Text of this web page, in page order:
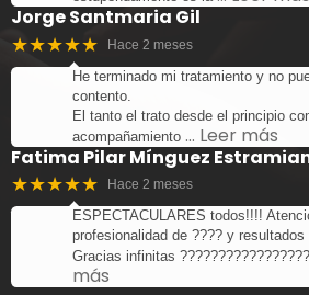
Jorge Santmaria Gil
★★★★★ Hace 2 meses
He terminado mi tratamiento y no
contento.
El tanto el trato desde el principio
acompañamiento … Leer más
Fatima Pilar Mínguez
★★★★★ Hace 2 meses
ESPECTACULARES todos!!!!
profesionalidad de ???? y
Gracias infinitas
más